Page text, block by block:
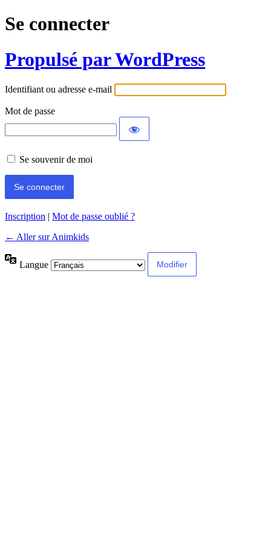
Se connecter
Propulsé par WordPress
Identifiant ou adresse e-mail
Mot de passe
Se souvenir de moi
Inscription | Mot de passe oublié ?
← Aller sur Animkids
Langue